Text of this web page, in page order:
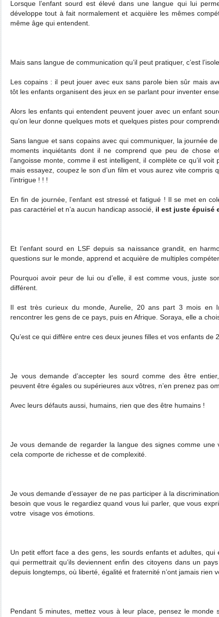
Lorsque l’enfant sourd est élevé dans une langue qui lui
développe tout à fait normalement et acquière les mêmes
même âge qui entendent.
Mais sans langue de communication qu’il peut pratiquer, c’est
Les copains : il peut jouer avec eux sans parole bien sûr mais
tôt les enfants organisent des jeux en se parlant pour inventer
Alors les enfants qui entendent peuvent jouer avec un enfant
qu’on leur donne quelques mots et quelques pistes pour
Sans langue et sans copains avec qui communiquer, la journée
moments inquiétants dont il ne comprend que peu de chose
l’angoisse monte, comme il est intelligent, il complète ce qu’il
mais essayez, coupez le son d’un film et vous aurez vite compris
l’intrigue ! ! !
En fin de journée, l’enfant est stressé et fatigué ! Il se met en
pas caractériel et n’a aucun handicap associé, il est juste épuisé
Et l’enfant sourd en LSF depuis sa naissance grandit, en
questions sur le monde, apprend et acquière de multiples
Pourquoi avoir peur de lui ou d’elle, il est comme vous, juste
différent.
Il est très curieux du monde, Aurelie, 20 ans part 3 mois en
rencontrer les gens de ce pays, puis en Afrique. Soraya, elle a
Qu’est ce qui diffère entre ces deux jeunes filles et vos enfants de
Je vous demande d’accepter les sourd comme des être
peuvent être égales ou supérieures aux vôtres, n’en prenez pas
Avec leurs défauts aussi, humains, rien que des être humains !
Je vous demande de regarder la langue des signes comme une
cela comporte de richesse et de complexité.
Je vous demande d’essayer de ne pas participer à la
besoin que vous le regardiez quand vous lui parler, que vous
votre visage vos émotions.
Un petit effort face a des gens, les sourds enfants et adultes,
qui permettrait qu’ils deviennent enfin des citoyens dans un
depuis longtemps, où liberté, égalité et fraternité n’ont jamais rien
Pendant 5 minutes, mettez vous à leur place, pensez le monde